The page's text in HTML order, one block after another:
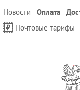
Новости Оплата
Почтовые тарифы